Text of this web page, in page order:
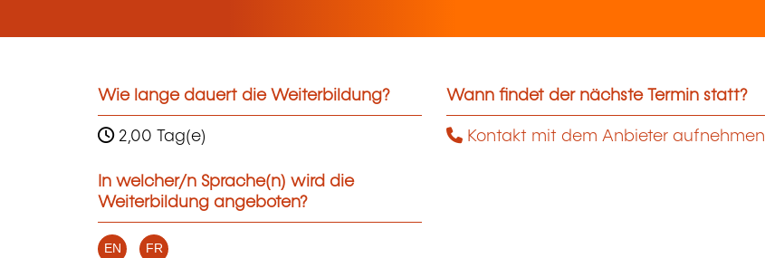
Wie lange dauert die Weiterbildung?
2,00 Tag(e)
In welcher/n Sprache(n) wird die
Weiterbildung angeboten?
EN FR
Wann findet der nächste Termin statt?
Kontakt mit dem Anbieter aufnehmen